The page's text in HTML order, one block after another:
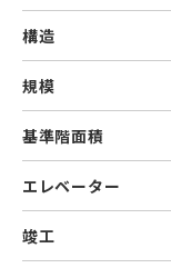
構造
規模
基準階面積
エレベーター
竣工